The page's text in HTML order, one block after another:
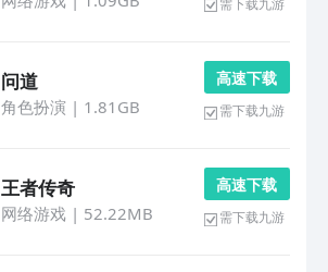
问道
角色扮演 | 1.81GB
高 速 下 载
需下载九游
王者传奇
网络游戏| 52.22MB
高 速 下 载
需下载九游